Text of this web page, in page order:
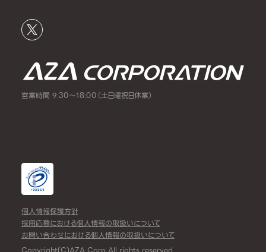
営業時間 9:30～18:00（土日曜祝日休業）
個人情報保護方針
採用応募における個人情報の取扱いについて
お問い合わせにおける個人情報の取扱いについて